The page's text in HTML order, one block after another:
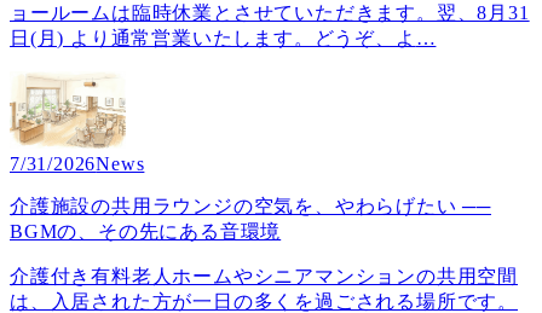
ョールームは臨時休業とさせていただきます。翌、8月31
日(月) より通常営業いたします。どうぞ、よ …
7/31/2026News
介護施設の共用ラウンジの空気を、やわらげたい ──
BGMの、その先にある音環境
介護付き有料老人ホームやシニアマンションの共用空間
は、入居された方が一日の多くを過ごされる場所です。